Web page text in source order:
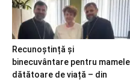
Recunoștință și
binecuvântare pentru mamele
dătătoare de viață – din